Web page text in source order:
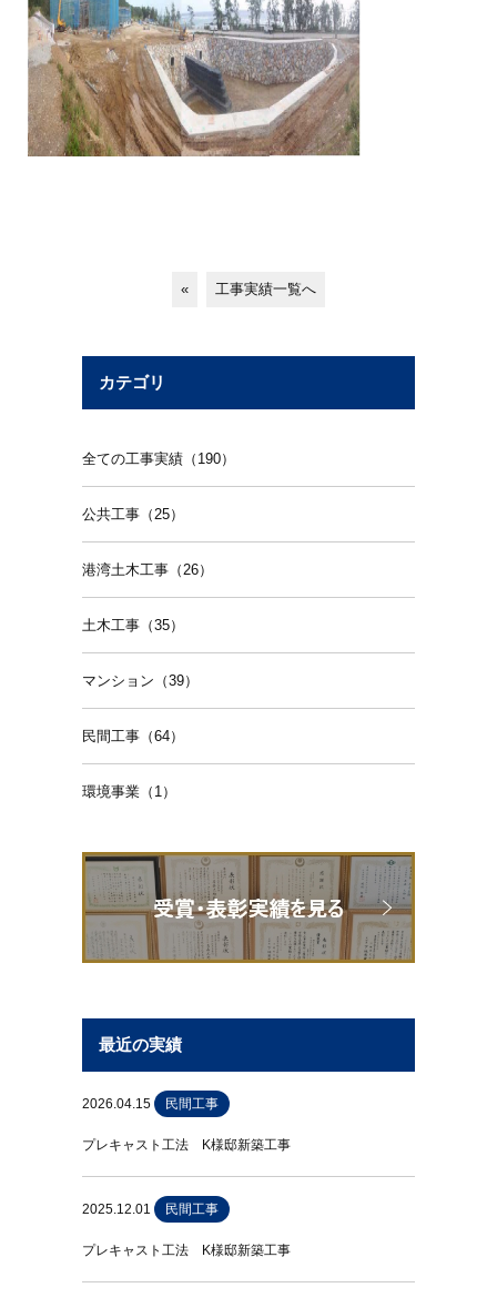
« 工事実績一覧へ
カテゴリ
全ての工事実績（190）
公共工事（25）
港湾土木工事（26）
土木工事（35）
マンション（39）
民間工事（64）
環境事業（1）
最近の実績
2026.04.15 民間工事
プレキャスト工法 K様邸新築工事
2025.12.01 民間工事
プレキャスト工法 K様邸新築工事